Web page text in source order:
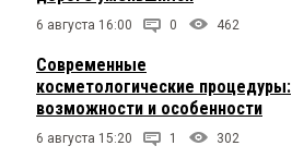
6 августа 16:00 0 462
Современные
косметологические процедуры:
возможности и особенности
6 августа 15:20 1 302